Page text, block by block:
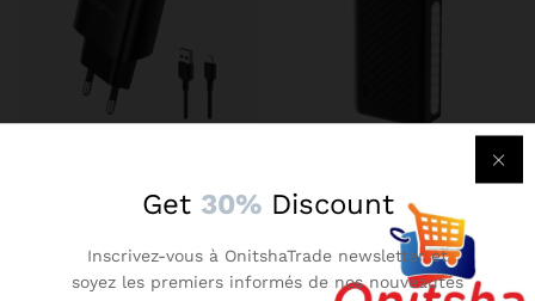
Chargeur Mural Oraimo 2A –
AniFast™
2899CFA 2609CFA
Oraimo Traveler 3 Lit –
Batterie Externe 27000 mAh
Ultra-Puissante
14899CFA 13409CFA
Get 30% Discount
Inscrivez-vous à OnitshaTrade newsletter et
soyez les premiers informés de nos nouveautés